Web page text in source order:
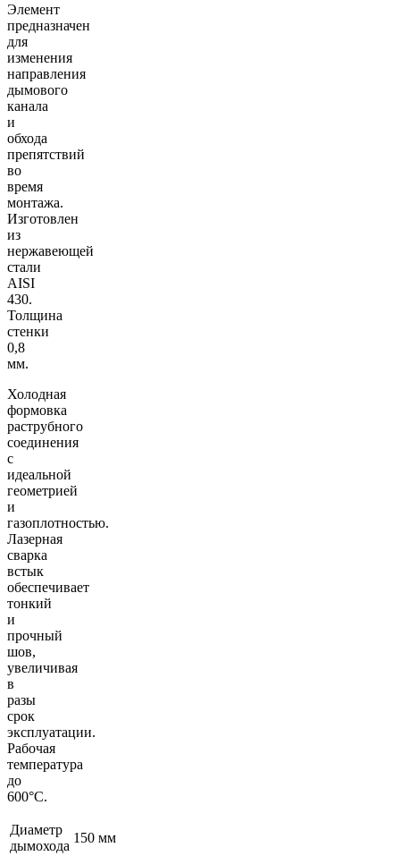
Элемент
предназначен
для
изменения
направления
дымового
канала
и
обхода
препятствий
во
время
монтажа.
Изготовлен
из
нержавеющей
стали
AISI
430.
Толщина
стенки
0,8
мм.
Холодная
формовка
раструбного
соединения
с
идеальной
геометрией
и
газоплотностью.
Лазерная
сварка
встык
обеспечивает
тонкий
и
прочный
шов,
увеличивая
в
разы
срок
эксплуатации.
Рабочая
температура
до
600°С.
Диаметр
дымохода
150 мм